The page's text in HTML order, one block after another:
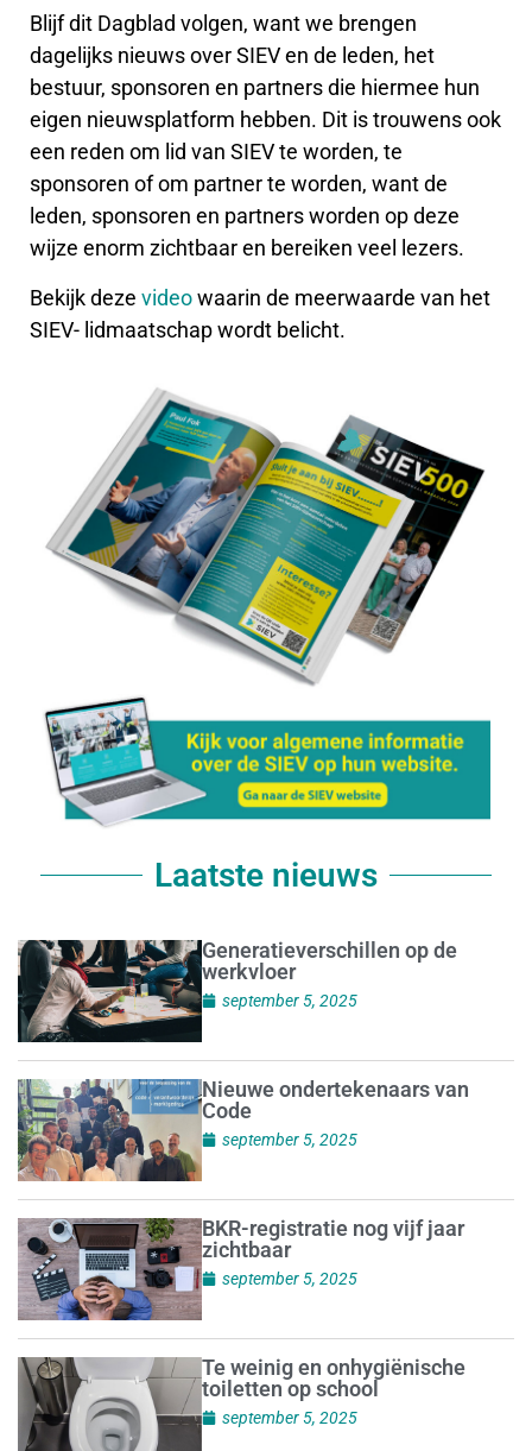
Blijf dit Dagblad volgen, want we brengen
dagelijks nieuws over SIEV en de leden, het
bestuur, sponsoren en partners die hiermee hun
eigen nieuwsplatform hebben. Dit is trouwens ook
een reden om lid van SIEV te worden, te
sponsoren of om partner te worden, want de
leden, sponsoren en partners worden op deze
wijze enorm zichtbaar en bereiken veel lezers.
Bekijk deze videowaarin de meerwaarde van het
SIEV- lidmaatschap wordt belicht.
Laatste nieuws
Generatieverschillen op de
werkvloer
september 5, 2025
Nieuwe ondertekenaars van
Code
september 5, 2025
BKR-registratie nog vijf jaar
zichtbaar
september 5, 2025
Te weinig en onhygiënische
toiletten op school
september 5, 2025